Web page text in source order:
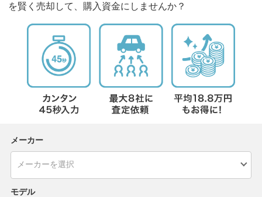
を賢く売却して、購入資金にしませんか？
メーカー
モデル